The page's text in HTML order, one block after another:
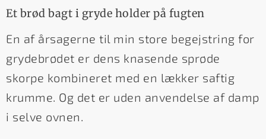
Et brød bagt i gryde holder på fugten
En af årsagerne til min store begejstring for
grydebrødet er dens knasende sprøde
skorpe kombineret med en lækker saftig
krumme. Og det er uden anvendelse af damp
i selve ovnen.